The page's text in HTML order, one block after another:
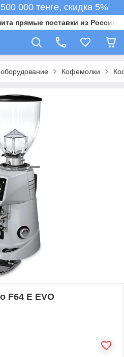
000 тенге, скидка 5%
прямые поставки из России в
Кофемолки
F64 E EVO